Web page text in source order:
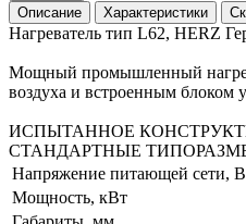
Описание
Характеристики
Нагреватель тип L62, HERZ
Мощный промышленный
воздуха и встроенным блоком
ИСПЫТАННОЕ
СТАНДАРТНЫЕ
Напряжение питающей сети, В
Мощность, кВт